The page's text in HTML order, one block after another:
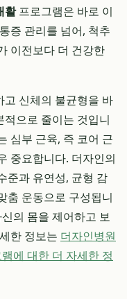
활프로그램은 바로 이
증 관리를 넘어, 척추
이전보다 더 건강한
신체의 불균형을 바
으로 줄이는 것입니
심부 근육, 즉 코어 근
중요합니다. 더자인의
준과 유연성, 균형 감
춤 운동으로 구성됩니
의 몸을 제어하고 보
한 정보는 더자인병원
에 대한 더 자세한 정